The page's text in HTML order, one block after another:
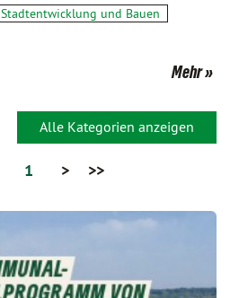
Stadtentwicklung und Bauen
Mehr
Alle Kategorien anzeigen
1 > >>